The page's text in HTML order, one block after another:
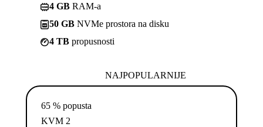
4 GB RAM-a
50 GB NVMe prostora na disku
4 TB propusnosti
NAJPOPULARNIJE
65 % popusta
KVM 2